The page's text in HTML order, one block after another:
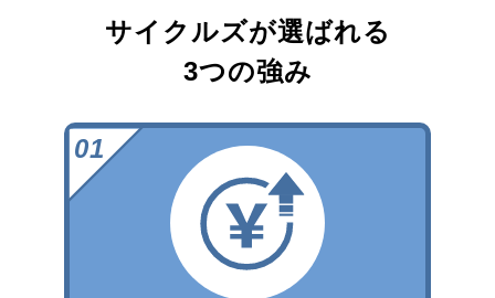
サイクルズが選ばれる
3つの強み